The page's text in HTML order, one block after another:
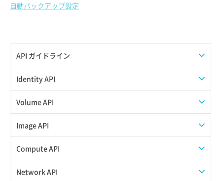
API ガイドライン
APIのご利用について
Identity API
トークン発行
Volume API
イメージ保存（追加SSD）
ボリュームタイプ一覧取得
ボリュームタイプ詳細取得
Image API
イメージコンテナスキーマ情報取得
イメージスキーマ情報取得
Compute API
ISOイメージダウンロード
Network API
自動バックアップ設定